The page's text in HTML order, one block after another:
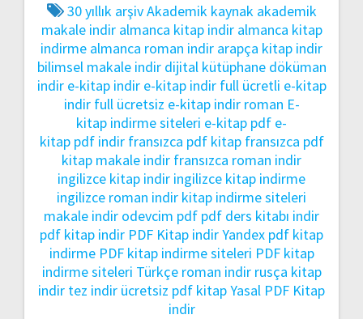
30 yıllık arşivAkademik kaynak akademik
makale indir almanca kitap indir almanca kitap
indirme almanca roman indir arapça kitap indir
bilimsel makale indir dijital kütüphane döküman
indir e-kitap indir e-kitap indir full ücretli e-kitap
indir full ücretsiz e-kitap indir roman E-
kitap indirme siteleri e-kitap pdf e-
kitap pdf indir fransızca pdf kitap fransızca pdf
kitap makale indir fransızca roman indir
ingilizce kitap indir ingilizce kitap indirme
ingilizce roman indir kitap indirme siteleri
makale indir odevcim pdf pdf ders kitabı indir
pdf kitap indir PDF Kitap indir Yandex pdf kitap
indirme PDF kitap indirme siteleri PDF kitap
indirme siteleri Türkçe roman indir rusça kitap
indir tez indir ücretsiz pdf kitapYasal PDF Kitap
indir